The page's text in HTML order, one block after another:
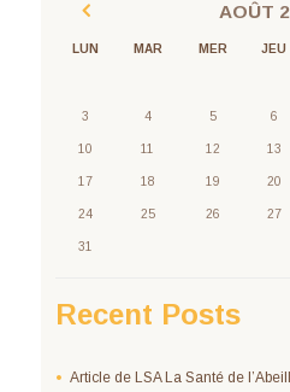
AOÛT
LUN MAR MER JEU
3 4 5 6
10 11 12 13
17 18 19 20
24 25 26 27
31
Recent Posts
Article de LSA La Santé de